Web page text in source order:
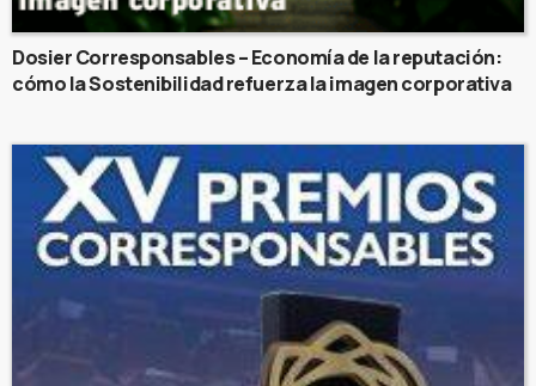
Dosier Corresponsables – Economía de la reputación:
cómo la Sostenibilidad refuerza la imagen corporativa